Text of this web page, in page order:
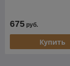
675 руб.
Купить